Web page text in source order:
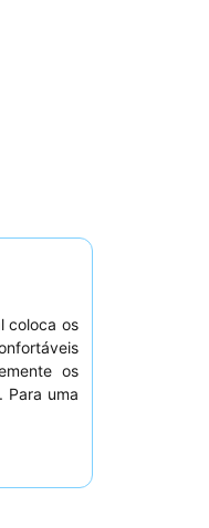
coloca os
os
Para uma